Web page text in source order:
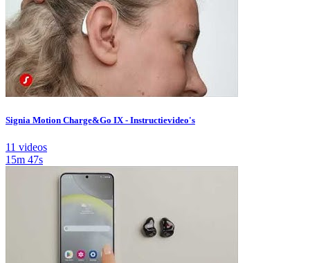
Signia Motion Charge&Go IX - Instructievideo's
11 videos
15m 47s